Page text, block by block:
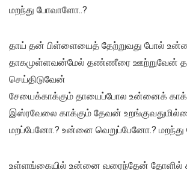
மறந்து போவாளோ..?
தாய் தன் பிள்ளையைத் தேற்றுவது போல்
தாகமுள்ளவன்மேல் தண்ணீரை ஊற்றுவேன்
செய்திடுவேன்
சேயைக்காக்கும் தாயைப்போல உன்னைக்
இஸ்ரவேலை காக்கும் தேவன்
மறப்பேனோ.? உன்னை வெறுப்பேனோ.?
உள்ளங்கையில் உன்னை வரைந்தேன் தோளில்